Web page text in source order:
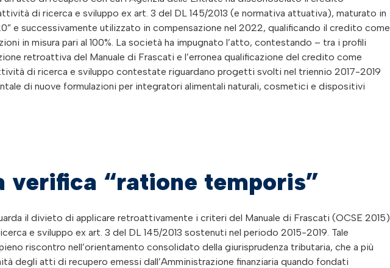
di ricerca e sviluppo ex art. 3 del DL 145/2013 (e normativa attuativa), maturato in
e successivamente utilizzato in compensazione nel 2022, qualificando il credito come
in misura pari al 100%. La società ha impugnato l’atto, contestando – tra i profili
retroattiva del Manuale di Frascati e l’erronea qualificazione del credito come
di ricerca e sviluppo contestate riguardano progetti svolti nel triennio 2017-2019
di nuove formulazioni per integratori alimentali naturali, cosmetici e dispositivi
verifica “ratione temporis”
il divieto di applicare retroattivamente i criteri del Manuale di Frascati (OCSE 2015)
e sviluppo ex art. 3 del DL 145/2013 sostenuti nel periodo 2015-2019. Tale
riscontro nell’orientamento consolidato della giurisprudenza tributaria, che a più
degli atti di recupero emessi dall’Amministrazione finanziaria quando fondati